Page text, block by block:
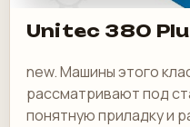
Unitec 380
new. Машины этого
рассматривают под
понятную приладку и